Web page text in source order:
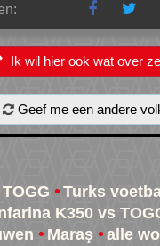
Ik wil hier ook wat over
Geef me een andere
TOGG Turks
K350 vs
Maraş
alle